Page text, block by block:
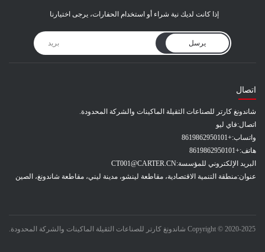
إذا كانت لديك نية شراء أو استخدام الحفارات، يرجى اختيارنا
يرسل
اتصال
شاندونغ كارتر للصناعات الثقيلة الماكينات والشركة المحدودة.
اتصال:فاي ليو
واتساب:+8619862950101
هاتف:+8619862950101
البريد الإلكتروني للمؤسسة:CT001@CARTER.CN
عنوان:منطقة التنمية الاقتصادية، مقاطعة لينشو، مدينة ليني، مقاطعة شاندونغ، الصين
Copyright © 2020-2025 شاندونغ كارتر للصناعات الثقيلة الماكينات والشركة المحدودة.